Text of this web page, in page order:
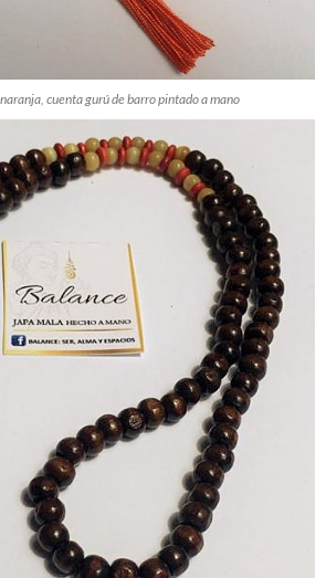
cuenta gurú de barro pintado a mano